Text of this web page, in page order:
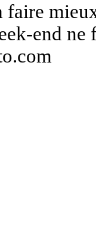
faire
end ne